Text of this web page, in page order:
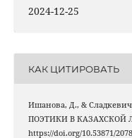
2024-12-25
КАК ЦИТИРОВАТЬ
Ишанова, Д., &
ПОЭТИКИ В КАЗАХСКОЙ
https://doi.org/10.53871/